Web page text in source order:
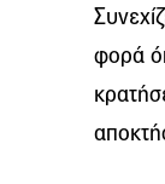
φορά